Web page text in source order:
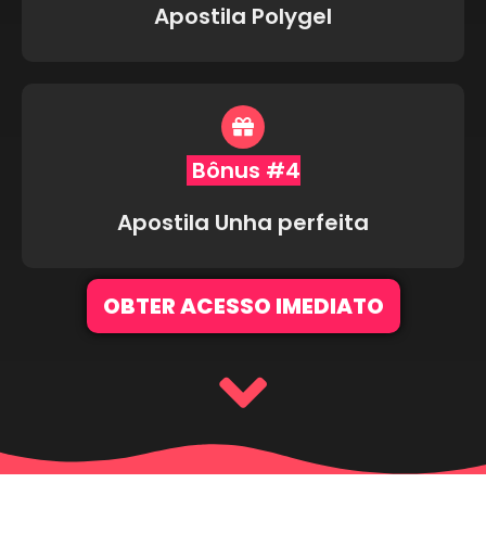
Apostila Polygel
Bônus #4
Apostila Unha perfeita
OBTER ACESSO IMEDIATO